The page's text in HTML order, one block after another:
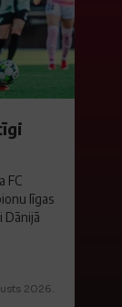
FC
līgas
Dānijā
2026.